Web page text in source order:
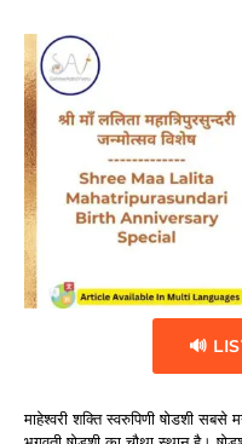
🔊
माहेश्वरी शक्ति स्वरुपिणी षोडशी सबसे